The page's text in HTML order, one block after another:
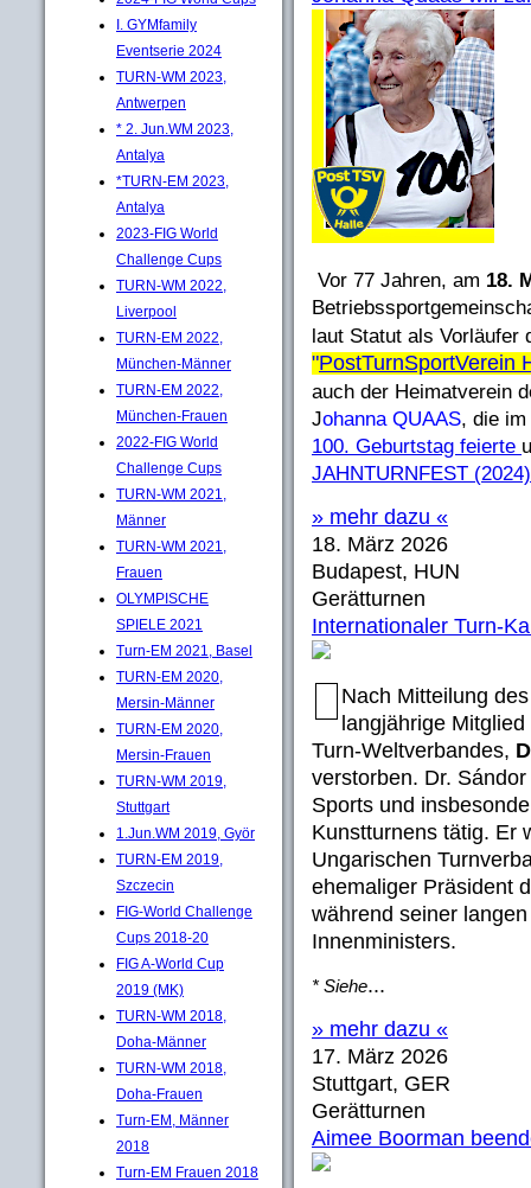
I. GYMfamily
Eventserie 2024
TURN-WM 2023,
Antwerpen
* 2. Jun.WM 2023,
Antalya
*TURN-EM 2023,
Antalya
2023-FIG World
Challenge Cups
TURN-WM 2022,
Liverpool
TURN-EM 2022,
München-Männer
TURN-EM 2022,
München-Frauen
2022-FIG World
Challenge Cups
TURN-WM 2021,
Männer
TURN-WM 2021,
Frauen
OLYMPISCHE
SPIELE 2021
Turn-EM 2021, Basel
TURN-EM 2020,
Mersin-Männer
TURN-EM 2020,
Mersin-Frauen
TURN-WM 2019,
Stuttgart
1.Jun.WM 2019, Györ
TURN-EM 2019,
Szczecin
FIG-World Challenge
Cups 2018-20
FIG A-World Cup
2019 (MK)
TURN-WM 2018,
Doha-Männer
TURN-WM 2018,
Doha-Frauen
Turn-EM, Männer
2018
Turn-EM Frauen 2018
Vor 77 Jahren, am 18.
laut Statut als Vorläufer
"PostTurnSportVerein
auch der Heimatverein
Johanna QUAAS, die im
100. Geburtstag feierte
JAHNTURNFEST (2024)
» mehr dazu «
18. März 2026
Budapest, HUN
Gerätturnen
Internationaler Turn-
Nach Mitteilung
langjährige
Turn-Weltverbandes,
verstorben. Dr.
Sports und
Kunstturnens tätig. Er
Ungarischen
ehemaliger Präsident
während seiner
Innenministers.
* Siehe...
» mehr dazu «
17. März 2026
Stuttgart, GER
Gerätturnen
Aimee Boorman